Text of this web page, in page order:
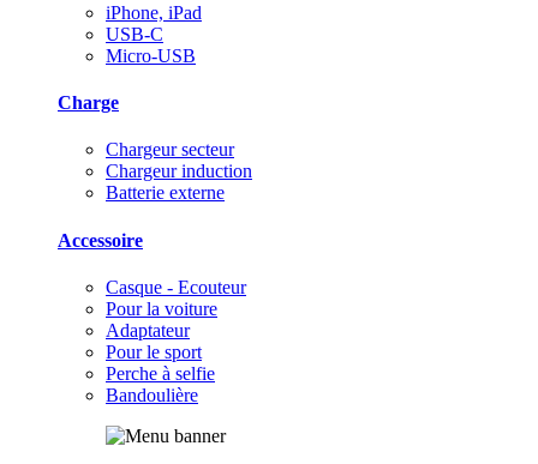
iPhone, iPad
USB-C
Micro-USB
Charge
Chargeur secteur
Chargeur induction
Batterie externe
Accessoire
Casque - Ecouteur
Pour la voiture
Adaptateur
Pour le sport
Perche à selfie
Bandoulière